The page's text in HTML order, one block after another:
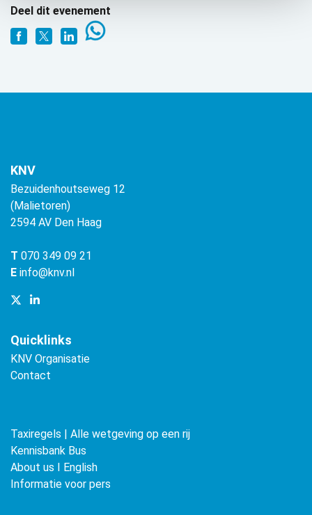
Deel dit evenement
KNV
Bezuidenhoutseweg 12
(Malietoren)
2594 AV Den Haag
T 070 349 09 21
E info@knv.nl
Quicklinks
KNV Organisatie
Contact
Taxiregels | Alle wetgeving op een rij
Kennisbank Bus
About us ǀ English
Informatie voor pers